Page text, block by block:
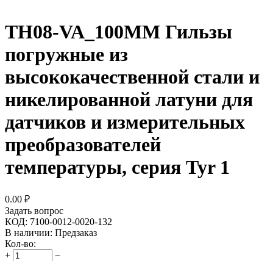
TH08-VA_100MM Гильзы
погружные из
высококачественной стали и
никелированной латуни для
датчиков и измерительных
преобразователей
температуры, серия Tyr 1
0.00 ₽
Задать вопрос
КОД: 7100-0012-0020-132
В наличии: Предзаказ
Кол-во:
+
−